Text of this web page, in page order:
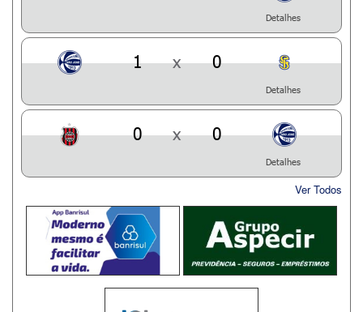
Detalhes
1 x 0
Detalhes
0 x 0
Detalhes
Ver Todos